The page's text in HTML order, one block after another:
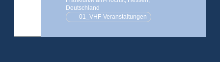
Deutschland
01_VHF-Veranstaltungen